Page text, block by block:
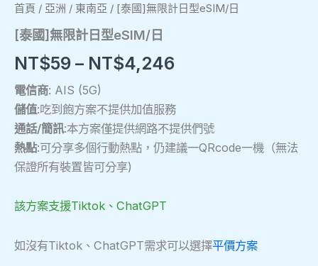
首頁 / 亞洲 / 東南亞 / [泰國]無限計日型eSIM/日
[泰國]無限計日型eSIM/日
NT$59 – NT$4,246
電信商: AIS (5G)
儲值:吃到飽方案不提供加值服務
通話/簡訊:本方案僅提供網路不提供們號
熱點:可分享多個行動熱點，仍建議一QRcode一機（無法
保證所有裝置皆可分享)
該方案支援Tiktok、ChatGPT
如沒有Tiktok、ChatGPT需求可以選擇平價方案